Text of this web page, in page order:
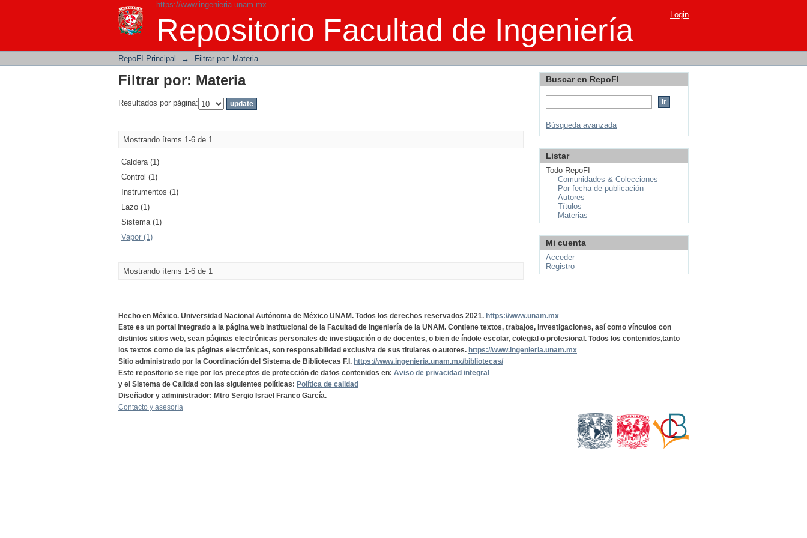
https://www.ingenieria.unam.mx
Repositorio Facultad de Ingeniería
Filtrar por: Materia Login
RepoFI Principal → Filtrar por: Materia
Filtrar por: Materia
Resultados por página:
Mostrando ítems 1-6 de 1
Caldera (1)
Control (1)
Instrumentos (1)
Lazo (1)
Sistema (1)
Vapor (1)
Mostrando ítems 1-6 de 1
Buscar en RepoFI
Búsqueda avanzada
Listar
Todo RepoFI
Comunidades & Colecciones
Por fecha de publicación
Autores
Títulos
Materias
Mi cuenta
Acceder
Registro
Hecho en México. Universidad Nacional Autónoma de México UNAM. Todos los derechos reservados 2021. https://www.unam.mx
Este es un portal integrado a la página web institucional de la Facultad de Ingeniería de la UNAM. Contiene textos, trabajos, investigaciones, así como vínculos con
distintos sitios web, sean páginas electrónicas personales de investigación o de docentes, o bien de índole escolar, colegial o profesional. Todos los contenidos,tanto
los textos como de las páginas electrónicas, son responsabilidad exclusiva de sus titulares o autores. https://www.ingenieria.unam.mx
Sitio administrado por la Coordinación del Sistema de Bibliotecas F.I. https://www.ingenieria.unam.mx/bibliotecas/
Este repositorio se rige por los preceptos de protección de datos contenidos en: Aviso de privacidad integral
y el Sistema de Calidad con las siguientes políticas: Política de calidad
Diseñador y administrador: Mtro Sergio Israel Franco García.
Contacto y asesoría